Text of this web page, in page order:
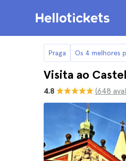
Praga Os 4 melhores
Visita ao
4.8 (648